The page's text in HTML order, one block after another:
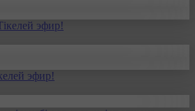
эфир!
эфир!